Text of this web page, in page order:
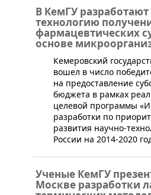
В КемГУ разработают
технологию
фармацевтических
основе
Кемеровский
вошел в число
на предоставление
бюджета в рамках
целевой программы
разработки по
развития научно-
России на 2014-2020
Ученые КемГУ
Москве разработки